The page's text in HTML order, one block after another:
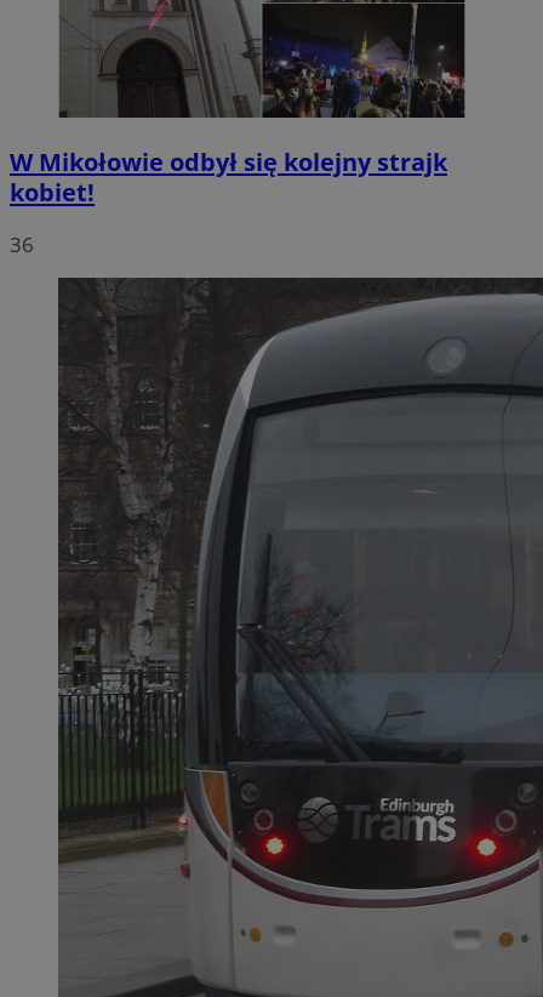
W Mikołowie odbył się kolejny strajk
kobiet!
36